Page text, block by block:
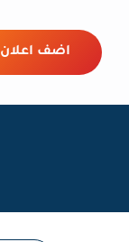
اضف اعلان